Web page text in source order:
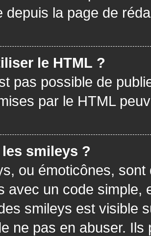
depuis la page de
le HTML ?
pas possible de
par le HTML
smileys ?
ou émoticônes,
avec un code simple,
smileys est visible
ne pas en abuser.